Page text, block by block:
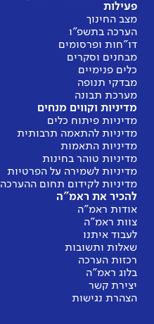
פעילות
מצב החינוך
הערכה בתשפ"ו
דו"חות ופרסומים
מבחנים וסקרים
כלים פנימיים
מבדקי תנופה
מערכת תבונה
מדיניות וקווים מנחים
מדיניות פיתוח כלים
מדיניות להתאמה תרבותית
מדיניות התאמות
מדיניות טוהר בחינות
מדיניות לשמירה על הפרטיות
מדיניות לקידום תחום ההערכה
להכיר את ראמ"ה
אודות ראמ"ה
צוות ראמ"ה
לעבוד איתנו
שאלות ותשובות
רכזות הערכה
בלוג ראמ"ה
יצירת קשר
הצהרת נגישות